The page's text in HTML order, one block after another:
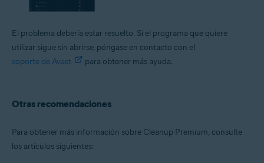
El problema debería estar resuelto. Si el programa que quiere
utilizar sigue sin abrirse, póngase en contacto con el
soporte de Avast
para obtener más ayuda.
Otras recomendaciones
Para obtener más información sobre Cleanup Premium, consulte
los artículos siguientes: